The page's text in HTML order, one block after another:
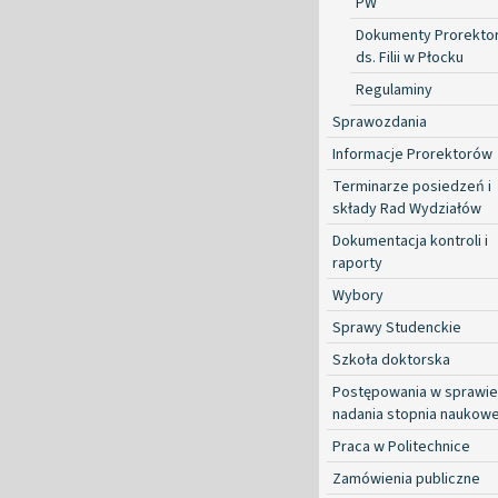
Dokumenty
ds. Filii w Płocku
Regulaminy
Sprawozdania
Informacje Prorektorów
Terminarze posiedzeń i
składy Rad Wydziałów
Dokumentacja kontroli i
raporty
Wybory
Sprawy Studenckie
Szkoła doktorska
Postępowania w sprawie
nadania stopnia
Praca w Politechnice
Zamówienia publiczne